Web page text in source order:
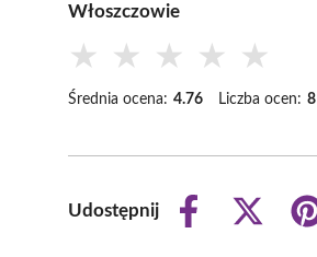
Włoszczowie
★ ★ ★ ★ ★
Średnia ocena: 4.76 Liczba ocen: 8
Udostępnij
Share
Share